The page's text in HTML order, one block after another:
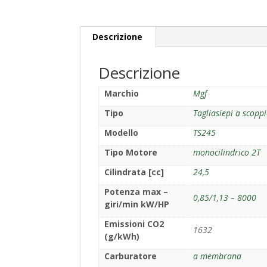
Descrizione
Descrizione
Marchio
Mgf
Tipo
Tagliasiepi a
Modello
TS245
Tipo Motore
monocilindrico 2T
Cilindrata [cc]
24,5
Potenza max –
giri/min kW/HP
0,85/1,13 – 8000
Emissioni CO2
(g/kWh)
1632
Carburatore a membrana